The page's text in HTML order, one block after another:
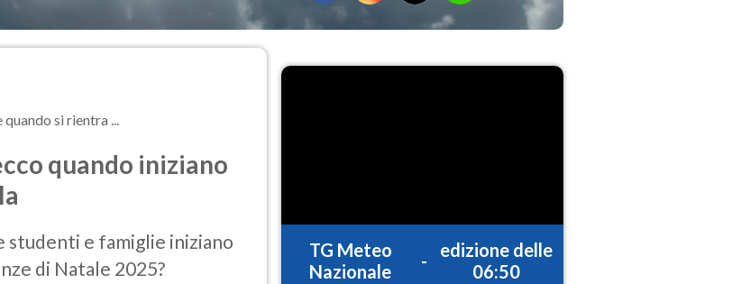
si rientra ...
quando iniziano
e famiglie iniziano
di Natale 2025?
TG Meteo
Nazionale
-
edizione delle
06:50